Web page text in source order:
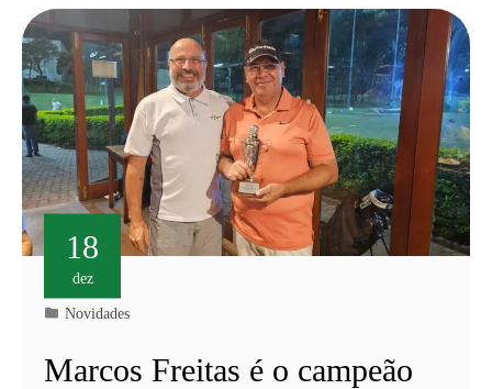
18
dez
Novidades
Marcos Freitas é o campeão